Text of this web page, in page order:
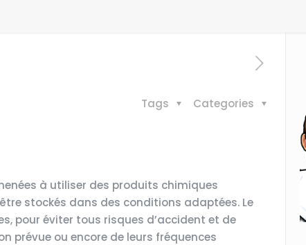
Categories
Tags
à utiliser des produits chimiques
stockés dans des conditions adaptées. Le
pour éviter tous risques d’accident et de
prévue ou encore de leurs fréquences